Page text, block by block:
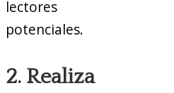
lectores
potenciales.
2. Realiza